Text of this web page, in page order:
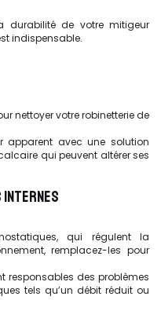
durabilité de votre mitigeur
indispensable.
nettoyer votre robinetterie de
apparent avec une solution
qui peuvent altérer ses
qui régulent la
remplacez-les pour
responsables des problèmes
tels qu’un débit réduit ou